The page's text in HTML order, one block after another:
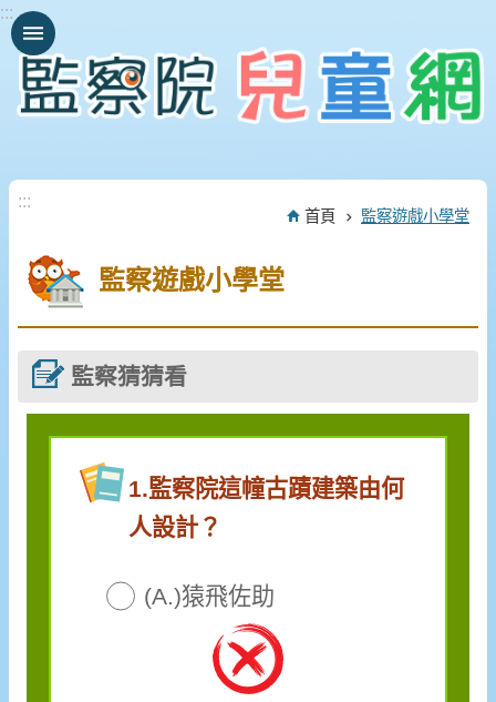
跳到主要內容區塊
:::
:::
首頁 監察遊戲小學堂
監察遊戲小學堂
監察猜猜看
1.監察院這幢古蹟建築由何
人設計？
(A.)猿飛佐助